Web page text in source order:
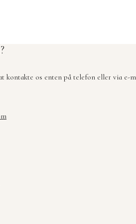
kontakte os enten på telefon eller via e-